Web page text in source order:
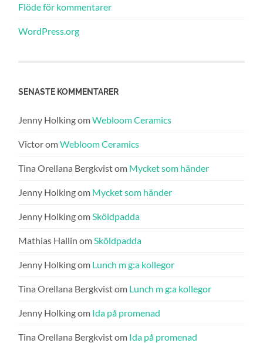
Flöde för kommentarer
WordPress.org
SENASTE KOMMENTARER
Jenny HolkingomWebloom Ceramics
VictoromWebloom Ceramics
Tina Orellana Bergkvistom Mycket som händer
Jenny Holkingom Mycket som händer
Jenny HolkingomSköldpadda
Mathias Hallin omSköldpadda
Jenny Holkingom Lunch m g:a kollegor
Tina Orellana Bergkvistom Lunch m g:a kollegor
Jenny Holkingom Ida på promenad
Tina Orellana Bergkvistom Ida på promenad